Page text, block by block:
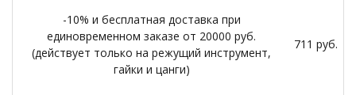
-10% и бесплатная доставка при
единовременном заказе от 20000 руб.
(действует только на режущий инструмент,
гайки и цанги)
711 руб.